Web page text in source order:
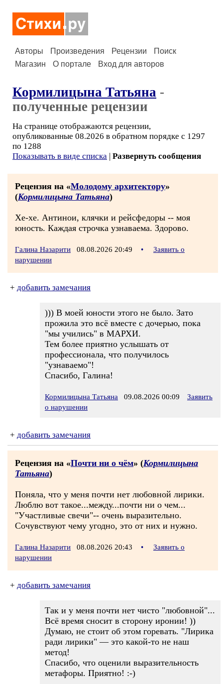
Авторы Произведения Рецензии
Поиск
Магазин
О портале Вход для авторов
Кормилицына Татьяна -
полученные рецензии
На странице отображаются рецензии,
опубликованные 08.2026 в обратном порядке с 1297
по 1288
Показывать в виде списка | Развернуть сообщения
Рецензия на «Молодому архитектору»
(Кормилицына Татьяна)
Хе-хе. Антинои, клячки и рейсфедоры -- моя
юность. Каждая строчка узнаваема. Здорово.
Галина Назарити 08.08.2026 20:49 •
Заявить о
нарушении
+ добавить замечания
))) В моей юности этого не было. Зато
прожила это всё вместе с дочерью, пока
"мы учились" в МАРХИ.
Тем более приятно услышать от
профессионала, что получилось
"узнаваемо"!
Спасибо, Галина!
Кормилицына Татьяна 09.08.2026 00:09
Заявить
о нарушении
+ добавить замечания
Рецензия на «Почти ни о чём» (Кормилицына
Татьяна)
Поняла, что у меня почти нет любовной лирики.
Люблю вот такое...между...почти ни о чем...
"Участливые свечи"-- очень выразительно.
Сочувствуют чему угодно, это от них и нужно.
Галина Назарити 08.08.2026 20:43 •
Заявить о
нарушении
+ добавить замечания
Так и у меня почти нет чисто "любовной"...
Всё время сносит в сторону иронии! ))
Думаю, не стоит об этом горевать. "Лирика
ради лирики" — это какой-то не наш
метод!
Спасибо, что оценили выразительность
метафоры. Приятно! :-)